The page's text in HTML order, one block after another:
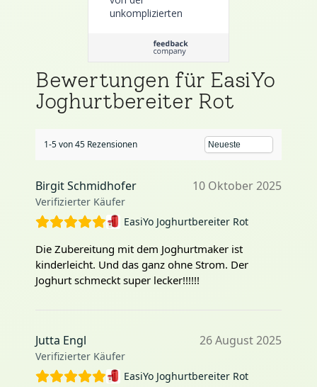
unkomplizierten
großen Auswahl und
der leckeren
Bewertungen für EasiYo
Joghurtbereiter Rot
1-5 von 45 Rezensionen
Birgit Schmidhofer
Verifizierter Käufer
10 Oktober 2025
EasiYo Joghurtbereiter Rot
Die Zubereitung mit dem Joghurtmaker ist
kinderleicht. Und das ganz ohne Strom. Der
Joghurt schmeckt super lecker!!!!!!
Jutta Engl
Verifizierter Käufer
26 August 2025
EasiYo Joghurtbereiter Rot